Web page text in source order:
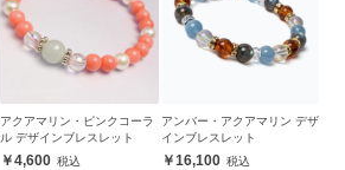
アクアマリン・ピンクコーラ
ル デザインブレスレット
4,600
アンバー・アクアマリン デザ
インブレスレット
16,100